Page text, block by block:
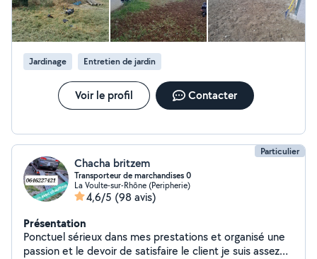
Jardinage Entretien de jardin
Voir le profil Contacter
Particulier
Chacha britzem
Transporteur de marchandises 0
La Voulte-sur-Rhône (Peripherie)
4,6/5 (98 avis)
Présentation
Ponctuel sérieux dans mes prestations et organisé une
passion et le devoir de satisfaire le client je suis assez